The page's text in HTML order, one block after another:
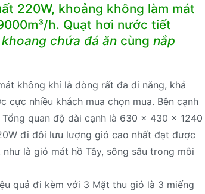
220W, khoảng không làm mát
h. Quạt hơi nước tiết
khoang chứa đá ăn cùng nắp
không khí là dòng rất đa di năng, khả
nhiều khách mua chọn mua. Bên cạnh
quan độ dài cạnh là 630 x 430 x 1240
đi đôi lưu lượng gió cao nhất đạt được
là gió mát hồ Tây, sông sâu trong môi
quả đi kèm với 3 Mặt thu gió là 3 miếng